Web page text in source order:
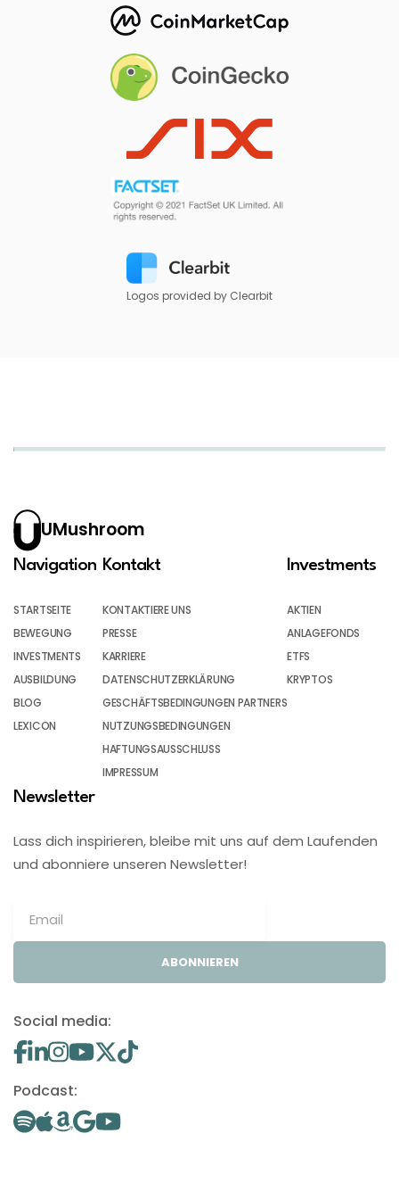
Logos provided by Clearbit
UMushroom
Navigation
STARTSEITE
BEWEGUNG
INVESTMENTS
AUSBILDUNG
BLOG
LEXICON
Kontakt
KONTAKTIERE UNS
PRESSE
KARRIERE
DATENSCHUTZERKLÄRUNG
GESCHÄFTSBEDINGUNGEN PARTNERS
NUTZUNGSBEDINGUNGEN
HAFTUNGSAUSSCHLUSS
IMPRESSUM
Investments
AKTIEN
ANLAGEFONDS
ETFS
KRYPTOS
Newsletter
Lass dich inspirieren, bleibe mit uns auf dem Laufenden
und abonniere unseren Newsletter!
ABONNIEREN
Social media:
Podcast: